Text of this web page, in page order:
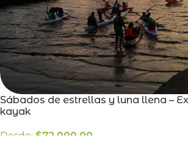
Sábados de estrellas y luna llena –
kayak
Desde: $72.000,00